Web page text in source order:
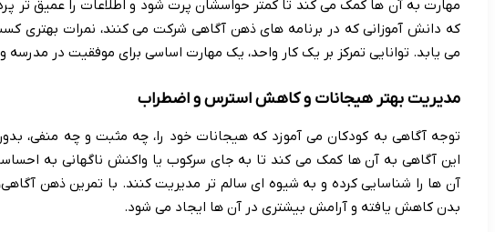
مهارت به آن ها کمک می کند تا کمتر حواسشان پرت شود و اطلاعات را عمیق تر
که دانش آموزانی که در برنامه های ذهن آگاهی شرکت می کنند، نمرات بهتری
می یابد. توانایی تمرکز بر یک کار واحد، یک مهارت اساسی برای موفقیت در مدرسه
مدیریت بهتر هیجانات و کاهش استرس و اضطراب
توجه آگاهی به کودکان می آموزد که هیجانات خود را، چه مثبت و چه منفی،
این آگاهی به آن ها کمک می کند تا به جای سرکوب یا واکنش ناگهانی به
آن ها را شناسایی کرده و به شیوه ای سالم تر مدیریت کنند. با تمرین ذهن
بدن کاهش یافته و آرامش بیشتری در آن ها ایجاد می شود.